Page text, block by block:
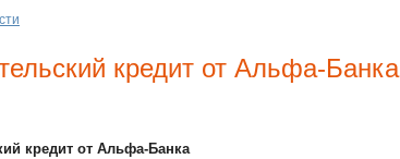
кредит от Альфа-Банка
кредит от Альфа-Банка